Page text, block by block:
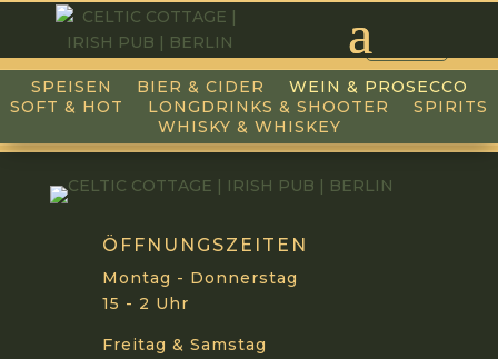
SPEISEN BIER & CIDER
WEIN & PROSECCO
SOFT & HOT
LONGDRINKS & SHOOTER
SPIRITS
WHISKY & WHISKEY
ÖFFNUNGSZEITEN
Montag - Donnerstag
15 - 2 Uhr
Freitag & Samstag